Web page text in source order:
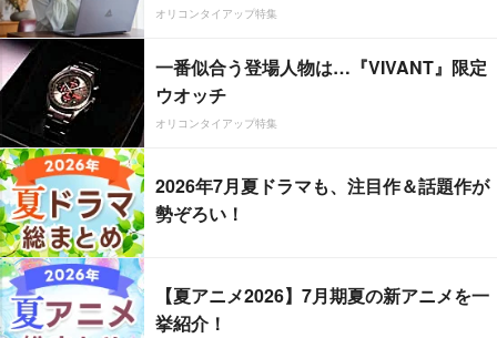
オリコンタイアップ特集
一番似合う登場人物は…『VIVANT』限定
ウオッチ
オリコンタイアップ特集
2026年7月夏ドラマも、注目作＆話題作が
勢ぞろい！
【夏アニメ2026】7月期夏の新アニメを一
挙紹介！